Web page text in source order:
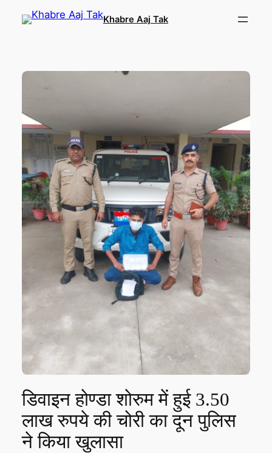
Khabre Aaj Tak
डिवाइन होण्डा शोरुम में हुई 3.50
लाख रुपये की चोरी का दून पुलिस
ने किया खुलासा